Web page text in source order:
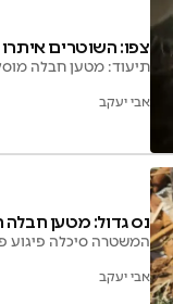
צפו: השוטרים
תיעוד: מטען חבלה
אבי יעקב
נס גדול: מטען
המשטרה סיכלה פיגוע
אבי יעקב